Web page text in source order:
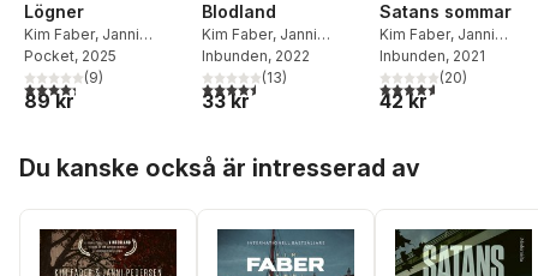
Lögner
Kim Faber, Janni
Pedersen
Pocket, 2025
4,3utav 5 stjärnor. Totalt antal röster:
(9)
89 kr
Blodland
Kim Faber, Janni
Pedersen
Inbunden, 2022
4,5utav 5 stjärnor. Totalt antal röster:
(13)
33 kr
Satans sommar
Kim Faber, Janni
Pedersen
Inbunden, 2021
4,6utav 5 stjärnor.
(20)
42 kr
Du kanske också är intresserad av